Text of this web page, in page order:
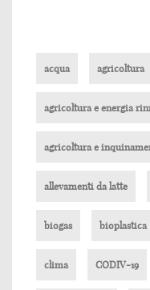
acqua agricoltura
agricoltura e energia
agricoltura e
allevamenti da latte
biogas bioplastica
clima CODIV-19